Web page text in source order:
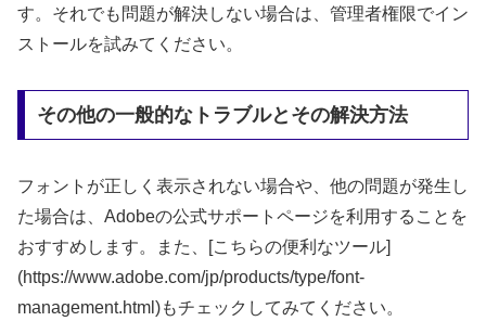
す。それでも問題が解決しない場合は、管理者権限でイン
ストールを試みてください。
その他の一般的なトラブルとその解決方法
フォントが正しく表示されない場合や、他の問題が発生し
た場合は、Adobeの公式サポートページを利用することを
おすすめします。また、[こちらの便利なツール]
(https://www.adobe.com/jp/products/type/font-
management.html)もチェックしてみてください。